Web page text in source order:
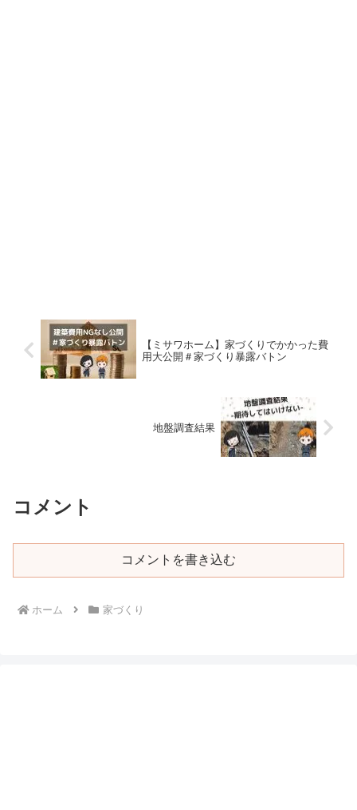
【ミサワホーム】家づくりでかかった費
用大公開＃家づくり暴露バトン
地盤調査結果
コメント
コメントを書き込む
ホーム 家づくり